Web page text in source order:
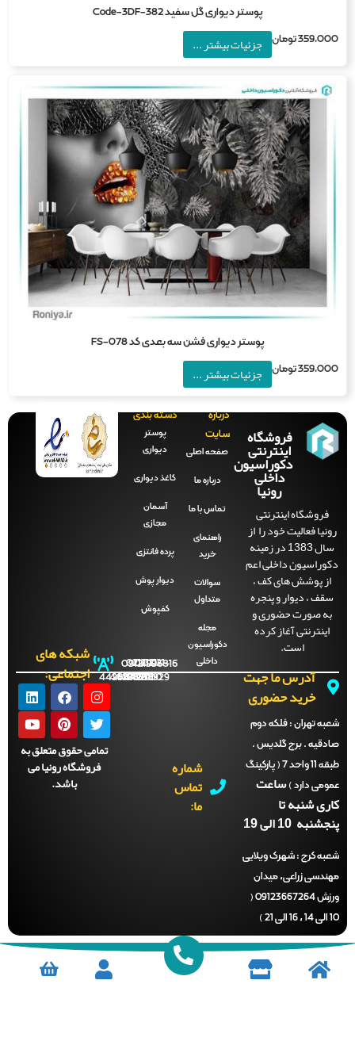
پوستر دیواری گل سفید Code-3DF-382
تومان جزئیات بیشتر ...
پوستر دیواری فشن سه بعدی کد FS-078
تومان جزئیات بیشتر ...
فروشگاه
اینترنتی
دکوراسیون
داخلی
رونیا
فروشگاه اینترنتی
فعالیت خود را از
سال 1383 در زمینه
داخلی اعم
پوشش های کف ،
، دیوار و پنجره
صورت حضوری و
اینترنتی آغاز کرده
درباره
سایت
صفحه‌ اصلی
درباره ما
تماس با ما
راهنمای
سوالات
متداول
دکوراسیون
دسته بندی
دیواری
کاغذ دیواری
آسمان
پرده فانتزی
دیوار پوش
کفپوش
آدرس ما جهت
خرید حضوری
تهران :فلکه دوم
. برج گلدیس .
طبقه 11 واحد 7 ( پارکینگ
دارد )ساعت
شنبه تا
10 الی 19
کرج :شهرک ویلایی
زراعی، میدان
ورزش 09123667264 (
شماره
تماس
09121996816
021-
44288929
021-
44288700
021-
44288701
021-
44288702
شبکه های
اجتماعی:
تمامی حقوق متعلق به
فروشگاه رونیا می
باشد.